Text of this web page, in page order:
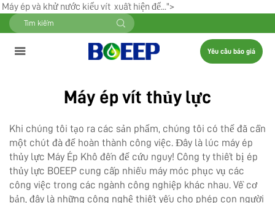
Máy ép và khử nước kiểu vít xuất hiện để...">
Yêu cầu báo giá
Máy ép vít thủy lực
Khi chúng tôi tạo ra các sản phẩm, chúng tôi có thể đã cần
một chút đà để hoàn thành công việc. Đây là lúc máy ép
thủy lực Máy Ép Khô đến để cứu nguy! Công ty thiết bị ép
thủy lực BOEEP cung cấp nhiều máy móc phục vụ các
công việc trong các ngành công nghiệp khác nhau. Về cơ
bản, đây là những công nghệ thiết yếu cho phép con người